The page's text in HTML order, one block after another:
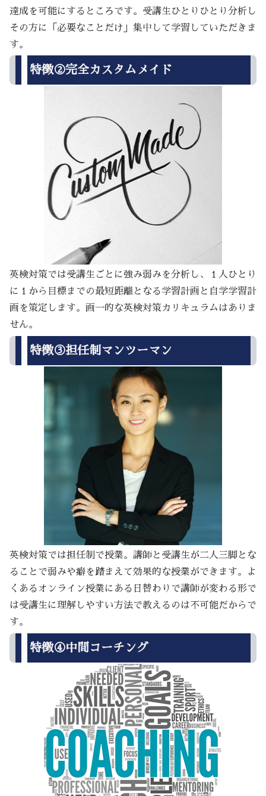
達成を可能にするところです。受講生ひとりひとり分析し
その方に「必要なことだけ」集中して学習していただきま
す。
特徴②完全カスタムメイド
英検対策では受講生ごとに強み弱みを分析し、１人ひとり
に１から目標までの最短距離となる学習計画と自学学習計
画を策定します。画一的な英検対策カリキュラムはありま
せん。
特徴③担任制マンツーマン
英検対策では担任制で授業。講師と受講生が二人三脚とな
ることで弱みや癖を踏まえて効果的な授業ができます。よ
くあるオンライン授業にある日替わりで講師が変わる形で
は受講生に理解しやすい方法で教えるのは不可能だからで
す。
特徴④中間コーチング